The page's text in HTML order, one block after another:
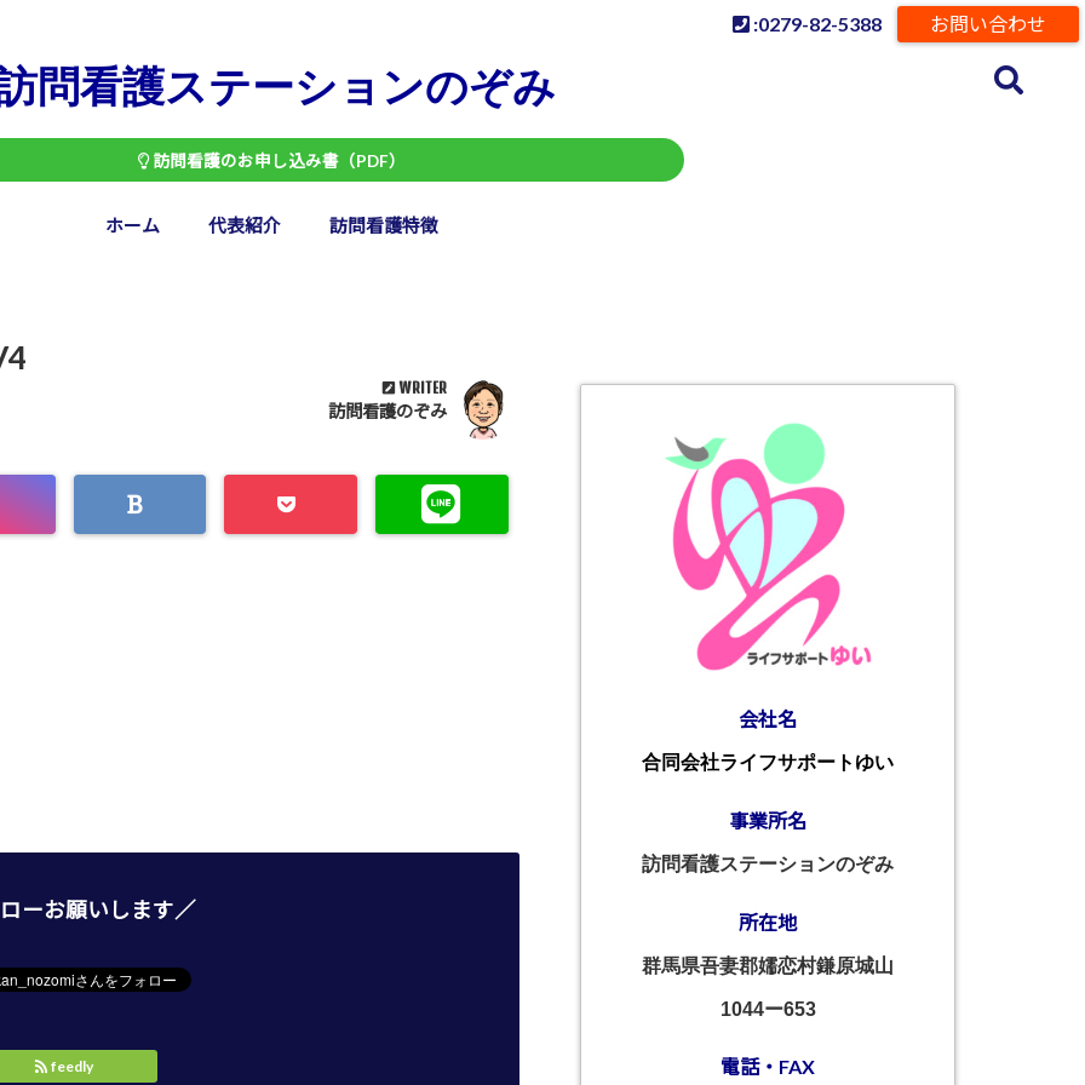
お問い合わせ
:0279-82-5388
問看護ステーションのぞみ
訪問看護のお申し込み書（PDF）
ホーム 代表紹介 訪問看護特徴
WRITER
訪問看護のぞみ
ーお願いします／
feedly
会社名
合同会社ライフサポートゆい
事業所名
訪問看護ステーションのぞみ
所在地
群馬県吾妻郡嬬恋村鎌原城山
1044ー653
電話・FAX